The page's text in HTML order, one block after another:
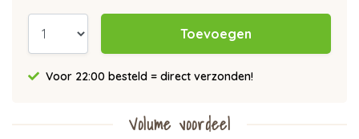
Toevoegen
Voor 22:00 besteld = direct verzonden!
Volume voordeel